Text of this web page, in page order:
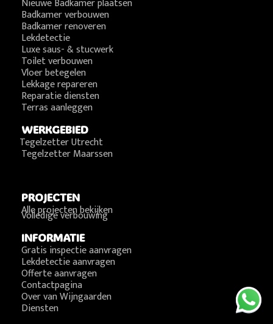
Nieuwe Badkamer plaatsen
Badkamer verbouwen
Badkamer renoveren
Lekdetectie
Luxe saus- & stucwerk
Toilet verbouwen
Vloer betegelen
Lekkage repareren
Reparatie diensten
Terras aanleggen
WERKGEBIED
Tegelzetter Utrecht
Tegelzetter Maarssen
PROJECTEN
Alle projecten bekijken
Volledige verbouwing
INFORMATIE
Gratis inspectie aanvragen
Lekdetectie aanvragen
Offerte aanvragen
Contactpagina
Over van Wijngaarden
Diensten